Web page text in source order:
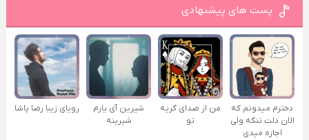
پست های پیشنهادی
دخترم میدونم که
الان دلت تنگه ولی
اجازه میدی
من از صدای گريه
تو
شیرین آی یارم
شیرینه
رویای زیبا رضا پاشا